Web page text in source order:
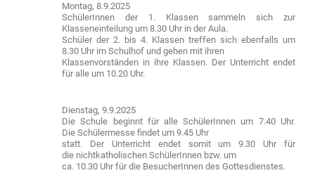
Montag, 8.9.2025
SchülerInnen der 1. Klassen sammeln sich zur
Klasseneinteilung um 8.30 Uhr in der Aula.
Schüler der 2. bis 4. Klassen treffen sich ebenfalls um
8.30 Uhr im Schulhof und gehen mit ihren
Klassenvorständen in ihre Klassen. Der Unterricht endet
für alle um 10.20 Uhr.
Dienstag, 9.9.2025
Die Schule beginnt für alle SchülerInnen um 7.40 Uhr.
Die Schülermesse findet um 9.45 Uhr
statt. Der Unterricht endet somit um 9.30 Uhr für
die nichtkatholischen SchülerInnen bzw. um
ca. 10.30 Uhr für die BesucherInnen des Gottesdienstes.